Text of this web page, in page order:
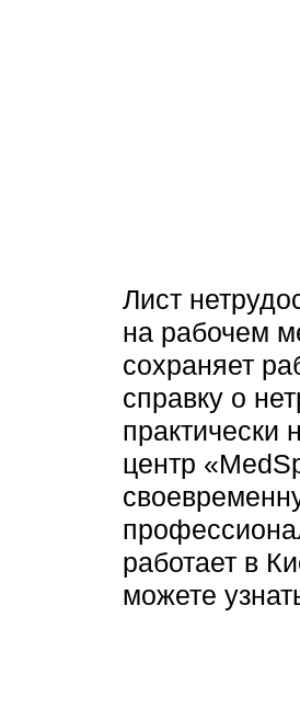
Лист
на рабочем
сохраняет
справку о
практически
центр
работает в
можете